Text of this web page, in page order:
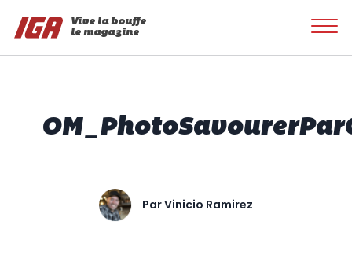
Vive la bouffe
le magazine
ParVinicio Ramirez